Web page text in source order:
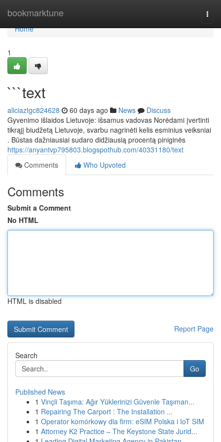
bookmarktune
Home
Home
1
```text
aliciaztgc824628 60 days ago News
Discuss
Gyvenimo išlaidos Lietuvoje: išsamus vadovas Norėdami įvertinti
tikrąjį biudžetą Lietuvoje, svarbu nagrinėti kelis esminius veiksniai
. Būstas dažniausiai sudaro didžiausią procentą piniginės
https://anyantvp795803.blogspothub.com/40331180/text
Comments
Who Upvoted
Comments
Submit a Comment
No HTML
HTML is disabled
Report Page
Search
Go
Published News
1 Vinçli Taşıma: Ağır Yüklerinizi Güvenle Taşıman...
1 Repairing The Carport : The Installation ...
1 Operator komórkowy dla firm: eSIM Polska i IoT SIM
1 Attorney K2 Practice – The Keystone State Jurid...